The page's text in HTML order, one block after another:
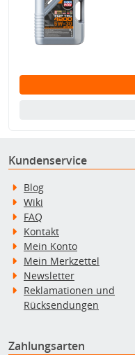
Kundenservice
Blog
Wiki
FAQ
Kontakt
Mein Konto
Mein Merkzettel
Newsletter
Reklamationen und
Rücksendungen
Zahlungsarten